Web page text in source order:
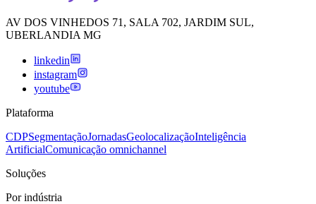
AV DOS VINHEDOS 71, SALA 702, JARDIM SUL,
UBERLANDIA MG
linkedin
instagram
youtube
Plataforma
CDPSegmentaçãoJornadasGeolocalizaçãoInteligência
ArtificialComunicação omnichannel
Soluções
Por indústria